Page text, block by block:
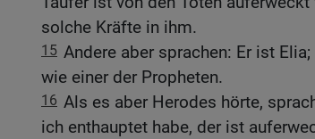
solche Kräfte in ihm.
15 Andere aber sprachen: Er ist
wie einer der Propheten.
16 Als es aber Herodes hörte,
ich enthauptet habe, der ist